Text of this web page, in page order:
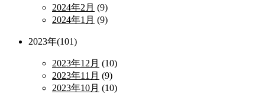
2024年2月 (9)
2024年1月 (9)
2023年(101)
2023年12月 (10)
2023年11月 (9)
2023年10月 (10)